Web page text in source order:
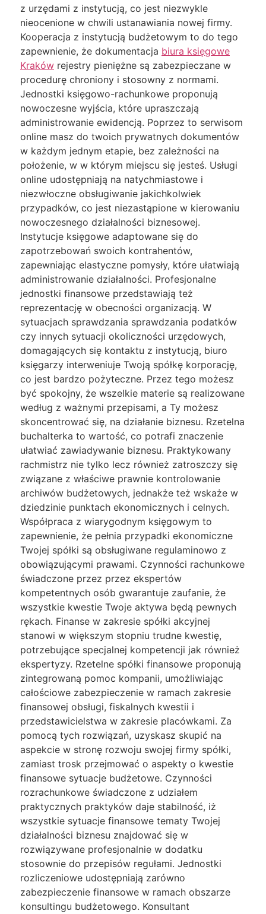
z urzędami z instytucją, co jest niezwykle
nieocenione w chwili ustanawiania nowej firmy.
Kooperacja z instytucją budżetowym to do tego
zapewnienie, że dokumentacja biura księgowe
Kraków rejestry pieniężne są zabezpieczane w
procedurę chroniony i stosowny z normami.
Jednostki księgowo-rachunkowe proponują
nowoczesne wyjścia, które upraszczają
administrowanie ewidencją. Poprzez to serwisom
online masz do twoich prywatnych dokumentów
w każdym jednym etapie, bez zależności na
położenie, w w którym miejscu się jesteś. Usługi
online udostępniają na natychmiastowe i
niezwłoczne obsługiwanie jakichkolwiek
przypadków, co jest niezastąpione w kierowaniu
nowoczesnego działalności biznesowej.
Instytucje księgowe adaptowane się do
zapotrzebowań swoich kontrahentów,
zapewniając elastyczne pomysły, które ułatwiają
administrowanie działalności. Profesjonalne
jednostki finansowe przedstawiają też
reprezentację w obecności organizacją. W
sytuacjach sprawdzania sprawdzania podatków
czy innych sytuacji okoliczności urzędowych,
domagających się kontaktu z instytucją, biuro
księgarzy interweniuje Twoją spółkę korporację,
co jest bardzo pożyteczne. Przez tego możesz
być spokojny, że wszelkie materie są realizowane
według z ważnymi przepisami, a Ty możesz
skoncentrować się, na działanie biznesu. Rzetelna
buchalterka to wartość, co potrafi znaczenie
ułatwiać zawiadywanie biznesu. Praktykowany
rachmistrz nie tylko lecz również zatroszczy się
związane z właściwe prawnie kontrolowanie
archiwów budżetowych, jednakże też wskaże w
dziedzinie punktach ekonomicznych i celnych.
Współpraca z wiarygodnym księgowym to
zapewnienie, że pełnia przypadki ekonomiczne
Twojej spółki są obsługiwane regulaminowo z
obowiązującymi prawami. Czynności rachunkowe
świadczone przez przez ekspertów
kompetentnych osób gwarantuje zaufanie, że
wszystkie kwestie Twoje aktywa będą pewnych
rękach. Finanse w zakresie spółki akcyjnej
stanowi w większym stopniu trudne kwestię,
potrzebujące specjalnej kompetencji jak również
ekspertyzy. Rzetelne spółki finansowe proponują
zintegrowaną pomoc kompanii, umożliwiając
całościowe zabezpieczenie w ramach zakresie
finansowej obsługi, fiskalnych kwestii i
przedstawicielstwa w zakresie placówkami. Za
pomocą tych rozwiązań, uzyskasz skupić na
aspekcie w stronę rozwoju swojej firmy spółki,
zamiast trosk przejmować o aspekty o kwestie
finansowe sytuacje budżetowe. Czynności
rozrachunkowe świadczone z udziałem
praktycznych praktyków daje stabilność, iż
wszystkie sytuacje finansowe tematy Twojej
działalności biznesu znajdować się w
rozwiązywane profesjonalnie w dodatku
stosownie do przepisów regułami. Jednostki
rozliczeniowe udostępniają zarówno
zabezpieczenie finansowe w ramach obszarze
konsultingu budżetowego. Konsultant